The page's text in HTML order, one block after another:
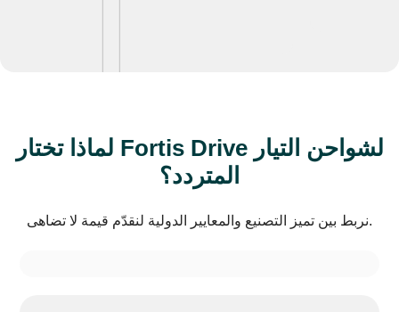
لماذا تختار Fortis Drive لشواحن التيار
المتردد؟
نربط بين تميز التصنيع والمعايير الدولية لنقدّم قيمة لا تضاهى.